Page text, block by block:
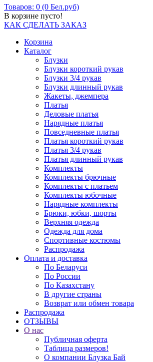
Товаров: 0 (0 Бел.руб)
В корзине пусто!
КАК СДЕЛАТЬ ЗАКАЗ
Корзина
Каталог
Блузки
Блузки короткий рукав
Блузки 3/4 рукав
Блузки длинный рукав
Жакеты, джемпера
Платья
Деловые платья
Нарядные платья
Повседневные платья
Платья короткий рукав
Платья 3/4 рукав
Платья длинный рукав
Комплекты
Комплекты брючные
Комплекты с платьем
Комплекты юбочные
Нарядные комплекты
Брюки, юбки, шорты
Верхняя одежда
Одежда для дома
Спортивные костюмы
Распродажа
Оплата и доставка
По Беларуси
По России
По Казахстану
В другие страны
Возврат или обмен товара
Распродажа
ОТЗЫВЫ
О нас
Публичная оферта
Таблица размеров!
О компании Блузка Бай